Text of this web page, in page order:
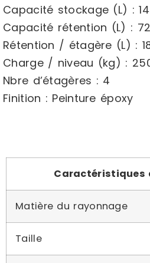
Capacité stockage (L) :
Capacité rétention (L) : 72
Rétention / étagère (L) :
Charge / niveau (kg) :
Nbre d’étagères : 4
Finition : Peinture époxy
Caractéristiques
Matière du rayonnage
Taille